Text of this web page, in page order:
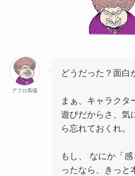
アフロ馬場
どうだった？面白
まぁ、キャラクタ
遊びだからさ、気
ら忘れておくれ。
もし、 なにか「
ったなら、きっと